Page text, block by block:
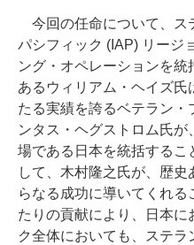
今回の任命について、ス
パシフィック (IAP) リージ
ング・オペレーションを
あるウィリアム・ヘイズ氏
たる実績を誇るベテラン
ンタス・ヘグストロム氏
場である日本を統括するこ
して、木村隆之氏が、歴
らなる成功に導いてくれ
たりの貢献により、日本に
ク全体においても、ステ